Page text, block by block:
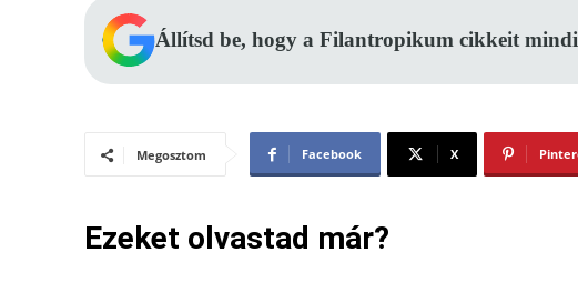
Állítsd be, hogy a Filantropikum cikkeit
Megosztom Facebook X
Ezeket olvastad már?